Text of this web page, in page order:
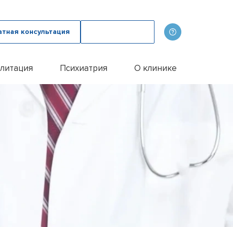
консультация
ампулы
алкоголиков
наркозависимых
Психиатрия
с психологом
у пожилых людей
у женщин
расстройства
О клинике
Наши врачи
Фотогалерея
Лицензии и сертификаты
Отзывы
Цены
Контакты